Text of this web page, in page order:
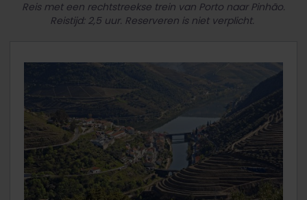
Reis met een rechtstreekse trein van Porto naar Pinhão.
Reistijd: 2,5 uur. Reserveren is niet verplicht.